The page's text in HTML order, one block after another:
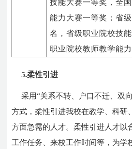
技能大赛一等奖，全
能力大赛一等奖；省
名，省级职业院校技
职业院校教师教学能
5.柔性引进
采用“关系不转、户口不迁、双
方式，柔性引进我校在教学、科研
方面急需的人才。柔性引进人才以
工作任务、来校工作时间等，为学